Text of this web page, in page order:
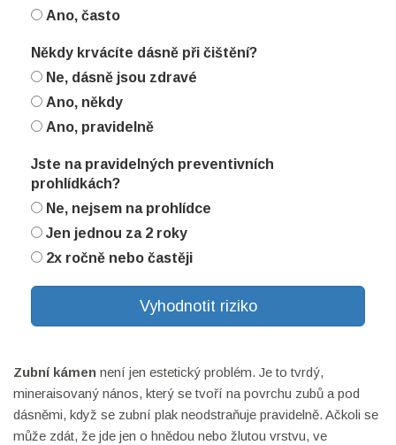
Ano, často
Někdy krvácíte dásně při čištění?
Ne, dásně jsou zdravé
Ano, někdy
Ano, pravidelně
Jste na pravidelných preventivních
prohlídkách?
Ne, nejsem na prohlídce
Jen jednou za 2 roky
2x ročně nebo častěji
Vyhodnotit riziko
Zubní kámen není jen estetický problém. Je to tvrdý,
mineraisovaný nános, který se tvoří na povrchu zubů a pod
dásněmi, když se zubní plak neodstraňuje pravidelně. Ačkoli se
může zdát, že jde jen o hnědou nebo žlutou vrstvu, ve